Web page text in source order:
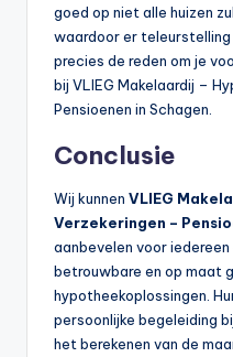
goed op niet alle huizen
waardoor er teleurstelling
precies de reden om je
bij VLIEG Makelaardij –
Pensioenen in Schagen.
Conclusie
Wij kunnen VLIEG
Verzekeringen –
aanbevelen voor
betrouwbare en op maat
hypotheekoplossingen.
persoonlijke begeleiding
het berekenen van de